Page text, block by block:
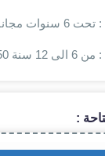
مجانا
سعر الفرد
: